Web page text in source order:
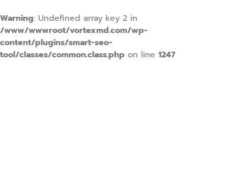
Warning: Undefined array key 2 in
/www/wwwroot/vortexmd.com/wp-
content/plugins/smart-seo-
tool/classes/common.class.php on line 1247